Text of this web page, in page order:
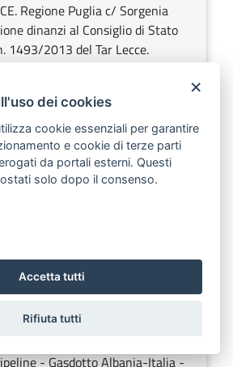
Regione Puglia c/ Sorgenia
dinanzi al Consiglio di Stato
1493/2013 del Tar Lecce.
esterno avv. Francesco
della Giunta regionale
n° 26 del 25/02/2014
e ss.mm.ii. - Aggiornamento
- Gasdotto Albania-Italia -
×
dei cookies
cookie essenziali per garantire
e cookie di terze parti
da portali esterni. Questi
solo dopo il consenso.
Accetta tutti
Rifiuta tutti